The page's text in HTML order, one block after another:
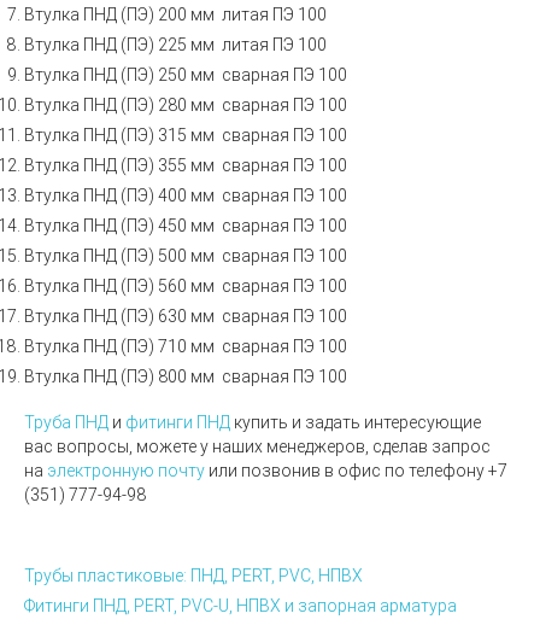
Втулка ПНД (ПЭ) 200 мм литая ПЭ 100
Втулка ПНД (ПЭ) 225 мм литая ПЭ 100
Втулка ПНД (ПЭ) 250 мм сварная ПЭ 100
Втулка ПНД (ПЭ) 280 мм сварная ПЭ 100
Втулка ПНД (ПЭ) 315 мм сварная ПЭ 100
Втулка ПНД (ПЭ) 355 мм сварная ПЭ 100
Втулка ПНД (ПЭ) 400 мм сварная ПЭ 100
Втулка ПНД (ПЭ) 450 мм сварная ПЭ 100
Втулка ПНД (ПЭ) 500 мм сварная ПЭ 100
Втулка ПНД (ПЭ) 560 мм сварная ПЭ 100
Втулка ПНД (ПЭ) 630 мм сварная ПЭ 100
Втулка ПНД (ПЭ) 710 мм сварная ПЭ 100
Втулка ПНД (ПЭ) 800 мм сварная ПЭ 100
Труба ПНД и фитинги ПНД купить и задать интересующие
вас вопросы, можете у наших менеджеров, сделав запрос
на электронную почту или позвонив в офис по телефону +7
(351) 777-94-98
Трубы пластиковые: ПНД, PERT, PVC, НПВХ
Фитинги ПНД, PERT, PVC-U, НПВХ и запорная арматура